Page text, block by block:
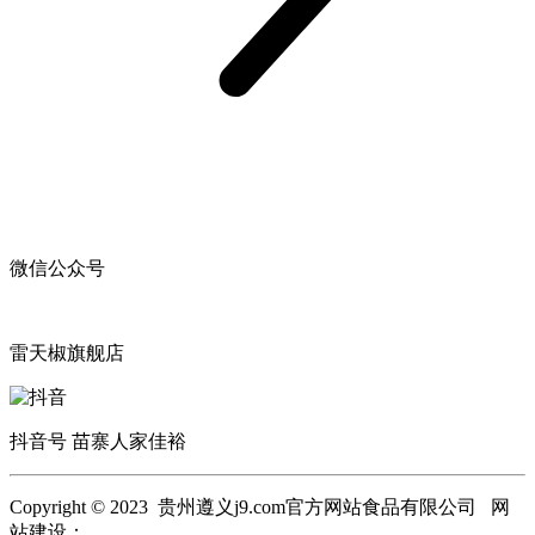
微信公众号
雷天椒旗舰店
抖音号 苗寨人家佳裕
Copyright © 2023 贵州遵义j9.com官方网站食品有限公司 网